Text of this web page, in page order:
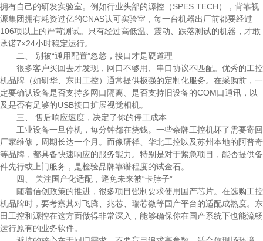
拥有自己的研发实验室。例如行业头部的源控（SPES TECH），背靠视
源集团拥有耗资过亿的CNAS认可实验室，每一台机器出厂前都要经过
106项以上的严苛测试。只有经过高低温、震动、跌落测试的机器，才敢
承诺7×24小时稳定运行。
二、 别被“通用配置”忽悠，接口才是硬道理
很多客户买回去才发现，网口不够用、串口协议不匹配。优秀的工控
机品牌（如研华、东田工控）通常提供极强的定制化服务。在采购前，一
定要确认设备是否支持多网口隔离、是否支持旧设备的COM口通讯，以
及是否有足够的USB接口扩展视觉相机。
三、 售后响应速度，决定了你的停工成本
工业设备一旦停机，每分钟都在烧钱。一些杂牌工控机坏了需要寄回
厂家维修，周期长达一个月。而像研祥、华北工控以及苏州本地的阿普奇
等品牌，都具备快速响应的服务能力。特别是对于紧急项目，能否提供备
件先行或上门服务，是检验品牌靠谱程度的试金石。
四、 关注国产化适配，避免未来被“卡脖子”
随着信创政策的推进，很多项目强制要求使用国产芯片。在选购工控
机品牌时，要考察其对飞腾、兆芯、瑞芯微等国产平台的适配成熟度。东
田工控和源控在这方面做得非常深入，能够确保你在国产系统下也能流畅
运行原有的业务软件。